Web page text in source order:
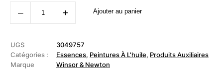
‒
quantité
de
-
Solvant
sans
odeur
+ Ajouter au panier
UGS
3049757
Catégories :
Essences, Peintures À L'huile, Produits Auxiliaires
Marque
Winsor & Newton